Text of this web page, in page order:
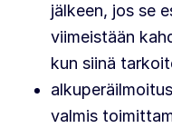
jälkeen, jos se
viimeistään
kun siinä
valmis